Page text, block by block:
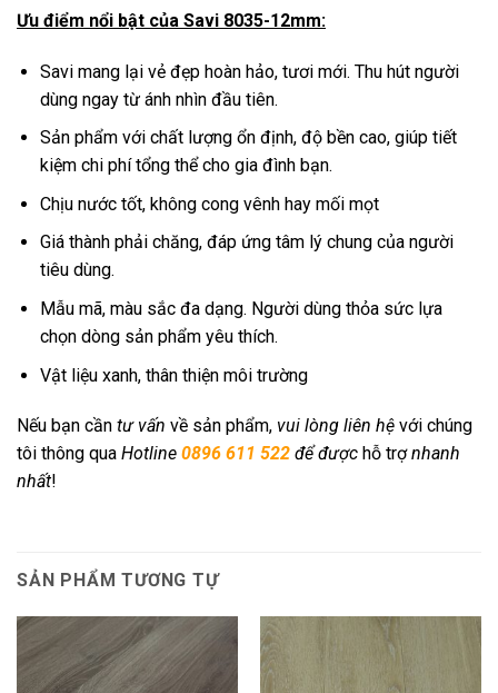
Ưu điểm nổi bật của Savi 8035-12mm:
Savi mang lại vẻ đẹp hoàn hảo, tươi mới. Thu hút người
dùng ngay từ ánh nhìn đầu tiên.
Sản phẩm với chất lượng ổn định, độ bền cao, giúp tiết
kiệm chi phí tổng thể cho gia đình bạn.
Chịu nước tốt, không cong vênh hay mối mọt
Giá thành phải chăng, đáp ứng tâm lý chung của người
tiêu dùng.
Mẫu mã, màu sắc đa dạng. Người dùng thỏa sức lựa
chọn dòng sản phẩm yêu thích.
Vật liệu xanh, thân thiện môi trường
Nếu bạn cần tư vấn về sản phẩm, vui lòng liên hệ với chúng
tôi thông qua Hotline 0896 611 522 để được hỗ trợnhanh
nhất!
SẢN PHẨM TƯƠNG TỰ